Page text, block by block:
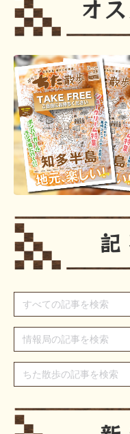
Search
for:
Search
for:
Search
for: